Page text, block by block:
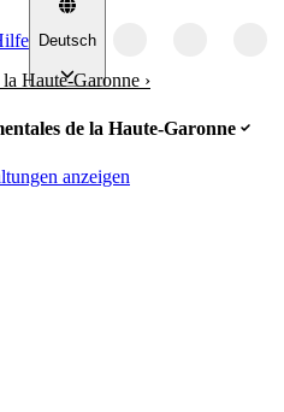
Deutsch
Haute-Garonne ›
de la Haute-Garonne
anzeigen